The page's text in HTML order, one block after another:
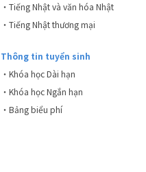
・Tiếng Nhật và văn hóa Nhật
・Tiếng Nhật thương mại
Thông tin tuyển sinh
・Khóa học Dài hạn
・Khóa học Ngắn hạn
・Bảng biểu phí